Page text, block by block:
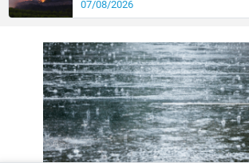
07/08/2026